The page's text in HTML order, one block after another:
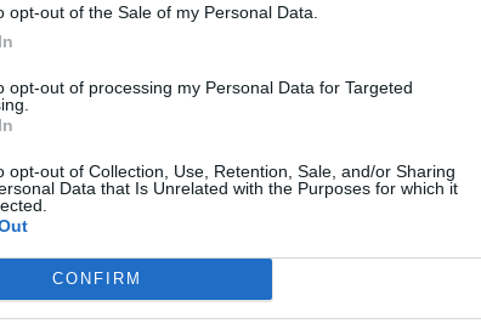
opt-out of the Sale of my Personal Data.
opt-out of processing my Personal Data for Targeted
opt-out of Collection, Use, Retention, Sale, and/or Sharing
Data that Is Unrelated with the Purposes for which it
CONFIRM
per commentare questo articolo.
Il contenuto di questo commento esprime il pensiero dell'autore e
che rimane autonoma e indipendente. I messaggi inclusi nei commenti
lettori che possono essere automaticamente pubblicati senza filtro
a siti esterni verranno rimossi in automatico dal sistema.